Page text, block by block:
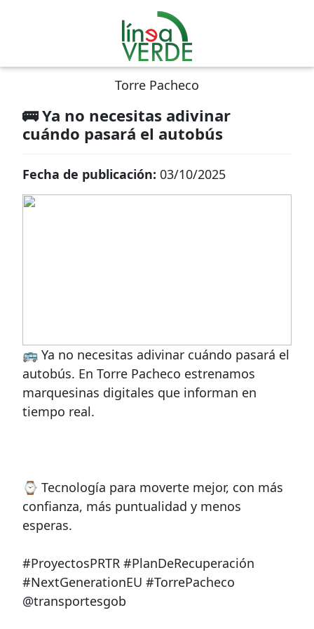
Torre Pacheco
🚌 Ya no necesitas adivinar
cuándo pasará el autobús
Fecha de publicación: 03/10/2025
🚌 Ya no necesitas adivinar cuándo pasará el
autobús. En Torre Pacheco estrenamos
marquesinas digitales que informan en
tiempo real.
⌚️ Tecnología para moverte mejor, con más
confianza, más puntualidad y menos
esperas.
#ProyectosPRTR #PlanDeRecuperación
#NextGenerationEU #TorrePacheco
@transportesgob